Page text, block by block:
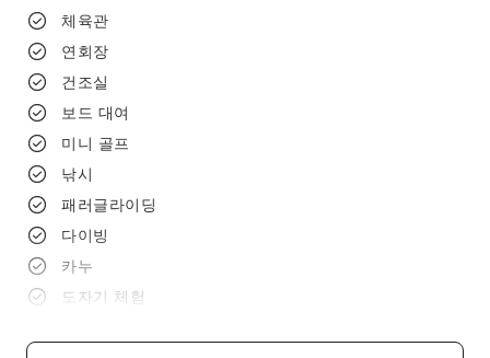
체육관
연회장
건조실
보드 대여
미니 골프
낚시
패러글라이딩
다이빙
카누
도자기 체험